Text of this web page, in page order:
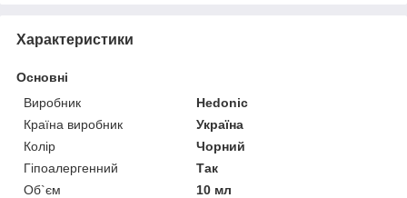
Характеристики
Основні
Виробник
Hedonic
Країна виробник
Україна
Колір
Чорний
Гіпоалергенний
Так
Об`єм
10 мл